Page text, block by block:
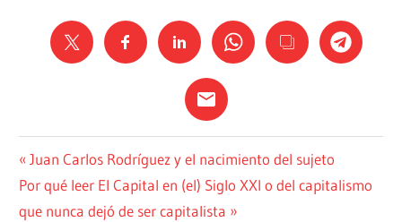
PENSAMIENTO
POLÍTICA
Navegación
de
Entrada
anterior:
Juan Carlos Rodríguez y el nacimiento del sujeto
Siguiente
entrada:
Por qué leer El Capital en (el) Siglo XXI o del capitalismo
que nunca dejó de ser capitalista